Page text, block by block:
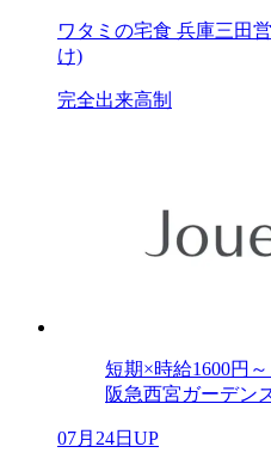
ワタミの宅食 兵庫三田
け)
完全出来高制
短期×時給1600円
阪急西宮ガーデン
07月24日UP